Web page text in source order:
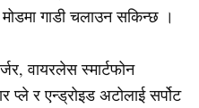
गाडी चलाउन सकिन्छ ।
वायरलेस स्मार्टफोन
र एन्ड्रोइड अटोलाई सर्पोट